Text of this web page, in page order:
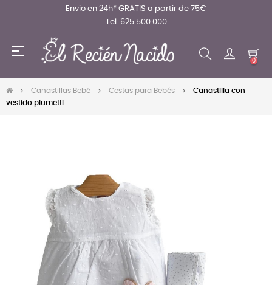
Envio en 24h* GRATIS a partir de 75€
Tel. 625 500 000
Navegación
☰
0
Canastillas Bebé Cestas para Bebés
Canastilla con
vestido plumetti